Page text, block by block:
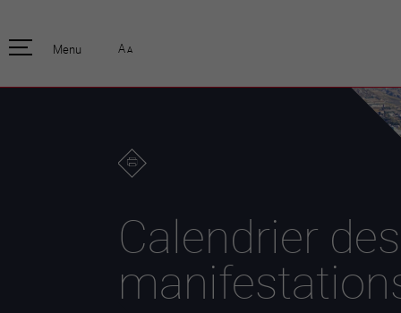
Enfants et écoliers
Formation
environnement
Informations parcelles
Guichet virtuel
Annuaire communal
Emplois
Organisation
communale
Programme de
législature
Stratégies
Jumelage
Menu A A
Calendrier des